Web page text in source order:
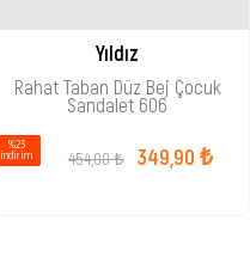
Yıldız
Rahat Taban Düz Bej Çocuk
Sandalet 606
349,90 ₺
454,00 ₺
%23
i̇ndirim